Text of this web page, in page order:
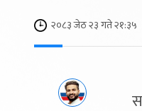
२०८३ जेठ २३ गते २१:३५